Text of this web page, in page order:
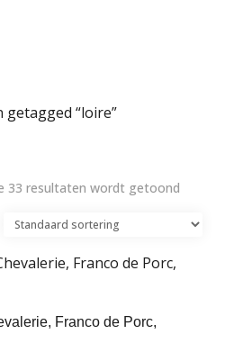
getagged “loire”
33 resultaten wordt getoond
Franco de Porc,